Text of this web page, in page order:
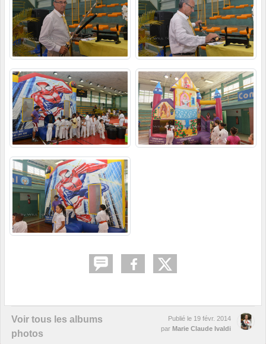
Voir tous les albums
photos
Publié le 19 févr. 2014
par Marie Claude Ivaldi